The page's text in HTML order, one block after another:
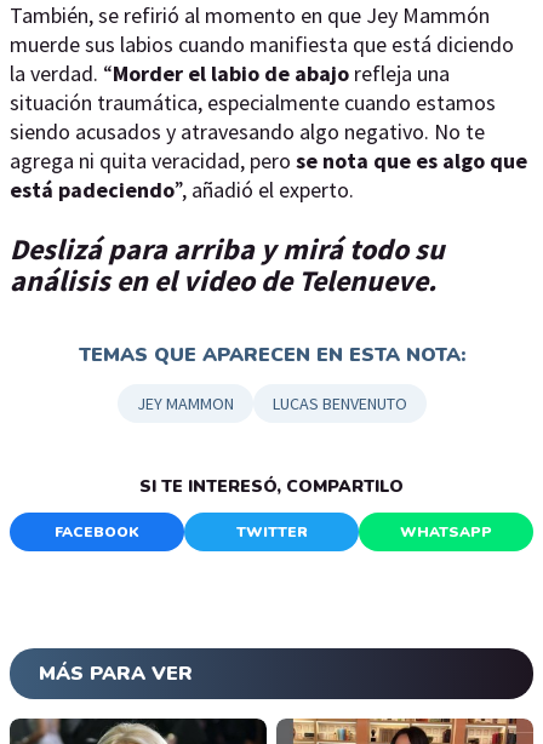
También, se refirió al momento en que Jey Mammón
muerde sus labios cuando manifiesta que está diciendo
la verdad. “Morder el labio de abajo refleja una
situación traumática, especialmente cuando estamos
siendo acusados y atravesando algo negativo. No te
agrega ni quita veracidad, pero se nota que es algo que
está padeciendo”, añadió el experto.
Deslizá para arriba y mirá todo su
análisis en el video de Telenueve.
TEMAS QUE APARECEN EN ESTA NOTA:
JEY MAMMON LUCAS BENVENUTO
SI TE INTERESÓ, COMPARTILO
FACEBOOK TWITTER WHATSAPP
MÁS PARA VER